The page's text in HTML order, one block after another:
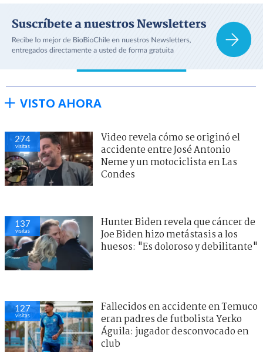
VISTO AHORA
274
visitas
Video revela cómo se originó el
accidente entre José Antonio
Neme y un motociclista en Las
Condes
137
visitas
Hunter Biden revela que cáncer de
Joe Biden hizo metástasis a los
huesos: "Es doloroso y debilitante"
127
visitas
Fallecidos en accidente en Temuco
eran padres de futbolista Yerko
Águila: jugador desconvocado en
club